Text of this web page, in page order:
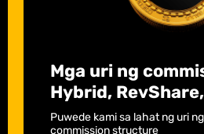
Mga uri ng
Hybrid, RevShare,
Puwede kami sa lahat ng uri
commission structure